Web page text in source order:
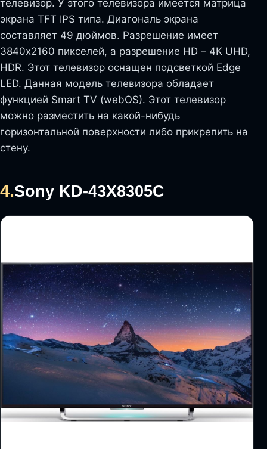
телевизор. У этого телевизора имеется матрица
экрана TFT IPS типа. Диагональ экрана
составляет 49 дюймов. Разрешение имеет
3840х2160 пикселей, а разрешение HD – 4K UHD,
HDR. Этот телевизор оснащен подсветкой Edge
LED. Данная модель телевизора обладает
функцией Smart TV (webOS). Этот телевизор
можно разместить на какой-нибудь
горизонтальной поверхности либо прикрепить на
стену.
4.Sony KD-43X8305C